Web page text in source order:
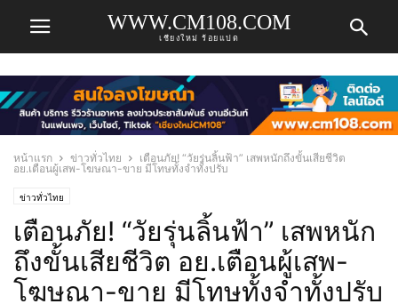
WWW.CM108.COM
เชียงใหม่ ร้อยแปด
หน้าแรก ข่าวทั่วไทย
เตือนภัย! “วัยรุ่นลิ้นฟ้า” เสพหนักถึงขั้นเสียชีวิต
อย.เตือนผู้เสพ-โฆษณา-ขาย มีโทษทั้งจำทั้งปรับ
ข่าวทั่วไทย
เตือนภัย! “วัยรุ่นลิ้นฟ้า” เสพหนัก
ถึงขั้นเสียชีวิต อย.เตือนผู้เสพ-
โฆษณา-ขาย มีโทษทั้งจำทั้งปรับ